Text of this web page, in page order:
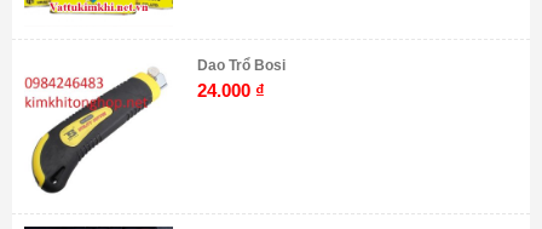
Dao Trổ Bosi
24.000 ₫